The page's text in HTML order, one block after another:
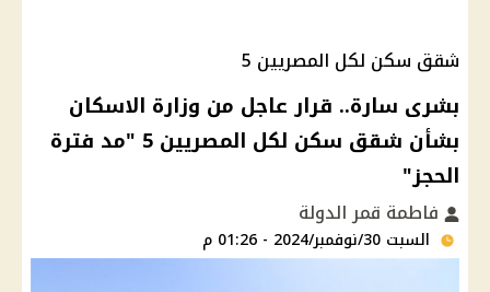
شقق سكن لكل المصريين 5
بشرى سارة.. قرار عاجل من وزارة الاسكان
بشأن شقق سكن لكل المصريين 5 "مد فترة
الحجز"
فاطمة قمر الدولة
السبت 30/نوفمبر/2024 - 01:26 م